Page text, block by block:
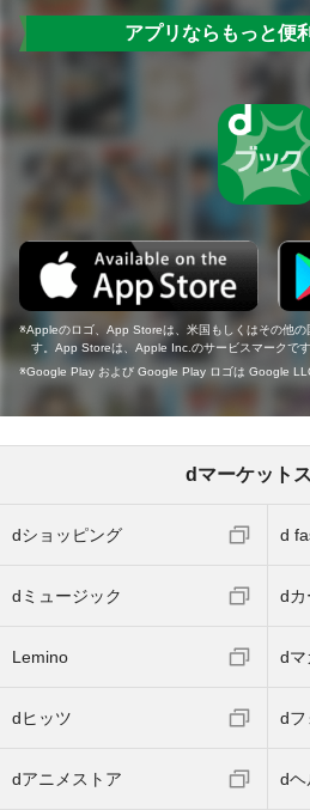
アプリならもっと便
Appleのロゴ、App Storeは、米国もしくはその他
す。App Storeは、Apple Inc.のサービスマークです
Google Play および Google Play ロゴは Google
dマーケット
dショッピング d
dミュージック dカ
Lemino dマ
dヒッツ dフ
dアニメストア dヘ